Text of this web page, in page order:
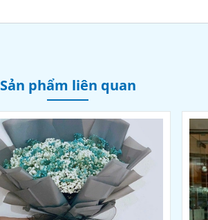
Sản phẩm liên quan